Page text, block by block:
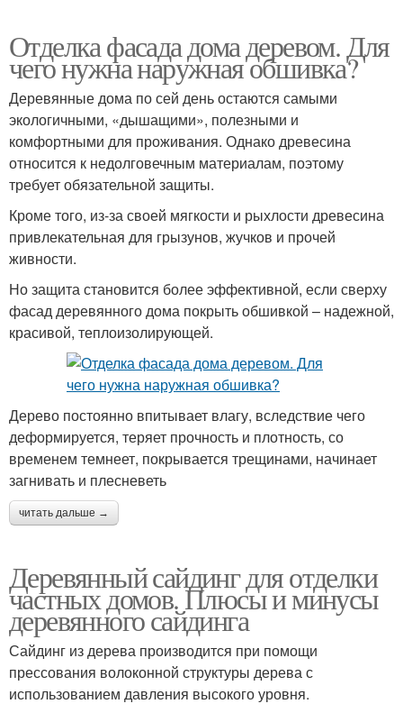
Отделка фасада дома деревом. Для
чего нужна наружная обшивка?
Деревянные дома по сей день остаются самыми
экологичными, «дышащими», полезными и
комфортными для проживания. Однако древесина
относится к недолговечным материалам, поэтому
требует обязательной защиты.
Кроме того, из-за своей мягкости и рыхлости древесина
привлекательная для грызунов, жучков и прочей
живности.
Но защита становится более эффективной, если сверху
фасад деревянного дома покрыть обшивкой – надежной,
красивой, теплоизолирующей.
Дерево постоянно впитывает влагу, вследствие чего
деформируется, теряет прочность и плотность, со
временем темнеет, покрывается трещинами, начинает
загнивать и плесневеть
читать дальше →
Деревянный сайдинг для отделки
частных домов. Плюсы и минусы
деревянного сайдинга
Сайдинг из дерева производится при помощи
прессования волоконной структуры дерева с
использованием давления высокого уровня.